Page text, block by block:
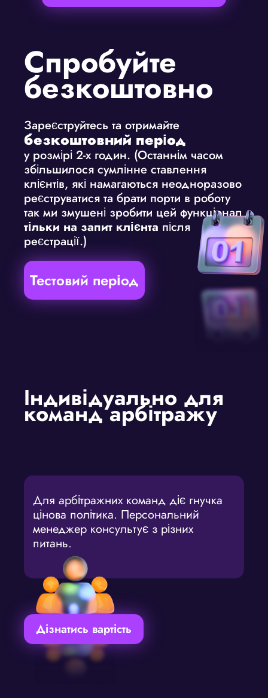
Спробуйте
безкоштовно
Зареєструйтесь та отримайте
безкоштовний період
у розмірі 2-х годин. (Останнім часом
збільшилося сумлінне ставлення
клієнтів, які намагаються неодноразово
реєструватися та брати порти в роботу
так ми змушені зробити цей функціонал
тільки на запит клієнта після
реєстрації.)
Тестовий період
Індивідуально для
команд арбітражу
Для арбітражних команд діє гнучка
цінова політика. Персональний
менеджер консультує з різних
питань.
Дізнатись вартість